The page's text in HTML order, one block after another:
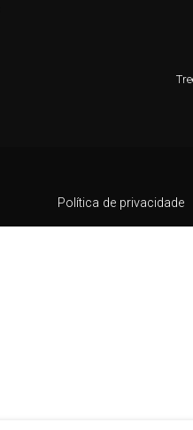
Política de privacidade